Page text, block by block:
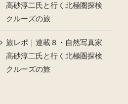
高砂淳二氏と行く北極圏探検
クルーズの旅
旅レポ｜連載８・自然写真家
高砂淳二氏と行く北極圏探検
クルーズの旅